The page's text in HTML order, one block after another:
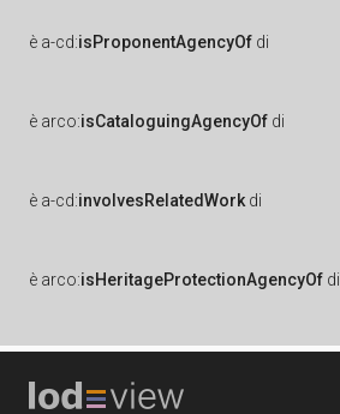
è a-cd:isProponentAgencyOf di
è arco:isCataloguingAgencyOf di
è a-cd:involvesRelatedWork di
è arco:isHeritageProtectionAgencyOf di